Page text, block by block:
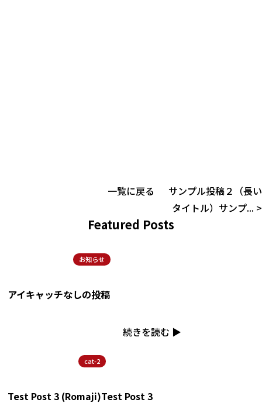
一覧に戻る
サンプル投稿２（長い
タイトル）サンプ... >
Featured Posts
お知らせ
アイキャッチなしの投稿
続きを読む ▶︎
cat-2
Test Post 3 (Romaji)Test Post 3